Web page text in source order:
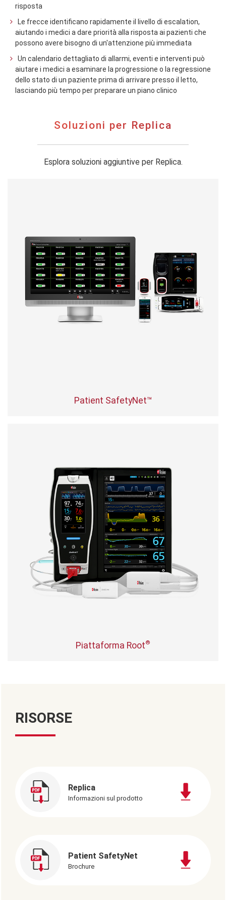
risposta
Le frecce identificano rapidamente il livello di escalation,
aiutando i medici a dare priorità alla risposta ai pazienti che
possono avere bisogno di un'attenzione più immediata
Un calendario dettagliato di allarmi, eventi e interventi può
aiutare i medici a esaminare la progressione o la regressione
dello stato di un paziente prima di arrivare presso il letto,
lasciando più tempo per preparare un piano clinico
Soluzioni per Replica
Esplora soluzioni aggiuntive per Replica.
Patient SafetyNet™
Piattaforma Root®
RISORSE
Replica
Informazioni sul prodotto
Patient SafetyNet
Brochure